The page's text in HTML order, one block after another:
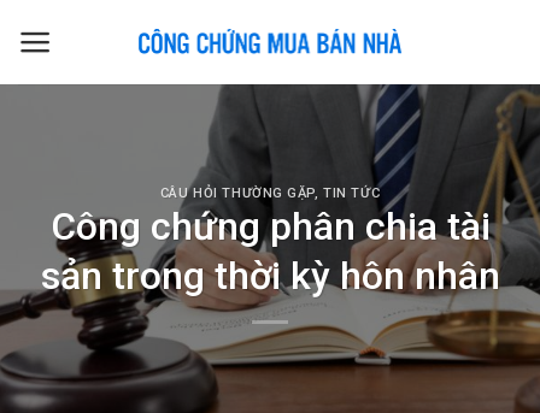
CÂU HỎI THƯỜNG GẶP,TIN TỨC
Công chứng phân chia tài
sản trong thời kỳ hôn nhân